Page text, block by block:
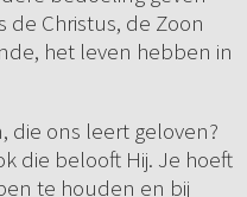
de Christus, de Zoon
het leven hebben in
die ons leert geloven?
die belooft Hij. Je hoeft
te houden en bij